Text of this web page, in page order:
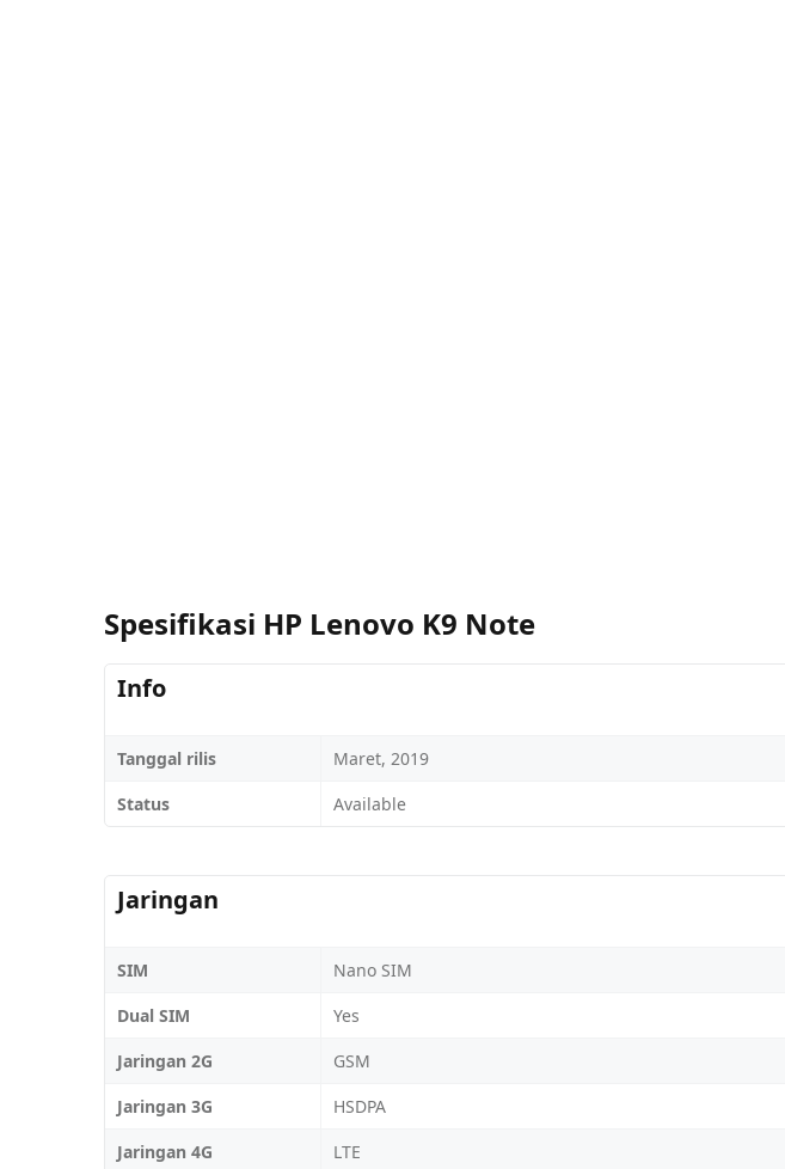
Spesifikasi HP Lenovo K9 Note
Info
Tanggal rilis
Maret, 2019
Status
Available
Jaringan
SIM
Nano SIM
Dual SIM
Yes
Jaringan 2G
GSM
Jaringan 3G
HSDPA
Jaringan 4G
LTE